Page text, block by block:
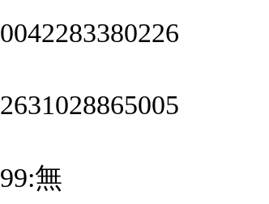
0042283380226
2631028865005
99:無